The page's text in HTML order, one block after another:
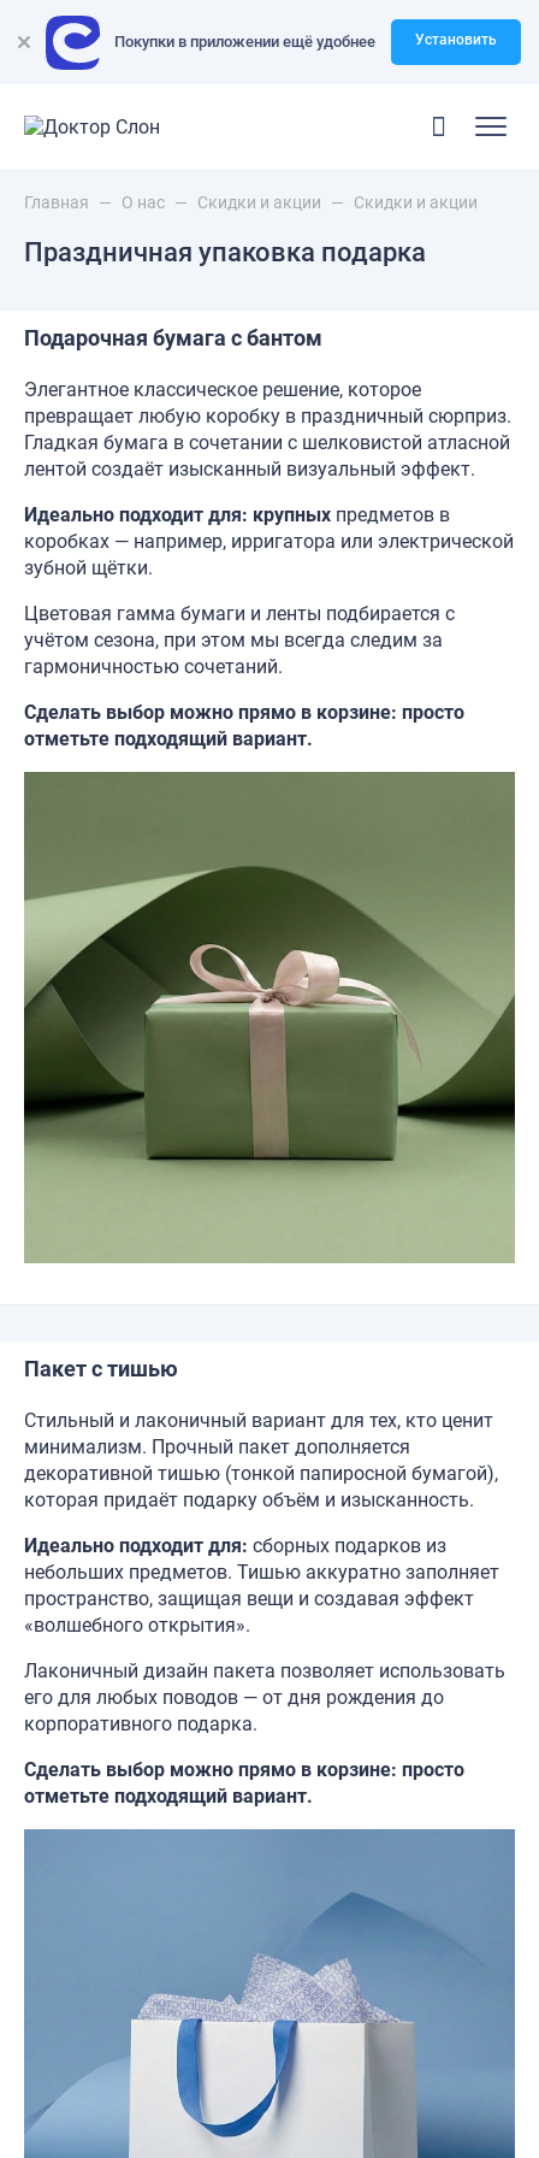
Покупки в приложении ещё удобнее Установить
Главная — О нас — Скидки и акции — Скидки и акции
Праздничная упаковка подарка
Подарочная бумага с бантом
Элегантное классическое решение, которое
превращает любую коробку в праздничный сюрприз.
Гладкая бумага в сочетании с шелковистой атласной
лентой создаёт изысканный визуальный эффект.
Идеально подходит для: крупных предметов в
коробках — например, ирригатора или электрической
зубной щётки.
Цветовая гамма бумаги и ленты подбирается с
учётом сезона, при этом мы всегда следим за
гармоничностью сочетаний.
Сделать выбор можно прямо в корзине: просто
отметьте подходящий вариант.
Пакет с тишью
Стильный и лаконичный вариант для тех, кто ценит
минимализм. Прочный пакет дополняется
декоративной тишью (тонкой папиросной бумагой),
которая придаёт подарку объём и изысканность.
Идеально подходит для: сборных подарков из
небольших предметов. Тишью аккуратно заполняет
пространство, защищая вещи и создавая эффект
«волшебного открытия».
Лаконичный дизайн пакета позволяет использовать
его для любых поводов — от дня рождения до
корпоративного подарка.
Сделать выбор можно прямо в корзине: просто
отметьте подходящий вариант.